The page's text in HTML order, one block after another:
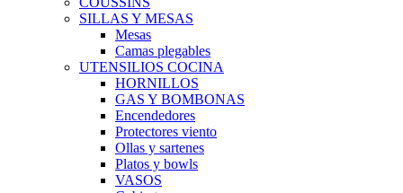
SILLAS Y MESAS
Mesas
Camas plegables
UTENSILIOS COCINA
HORNILLOS
GAS Y BOMBONAS
Encendedores
Protectores viento
Ollas y sartenes
Platos y bowls
VASOS